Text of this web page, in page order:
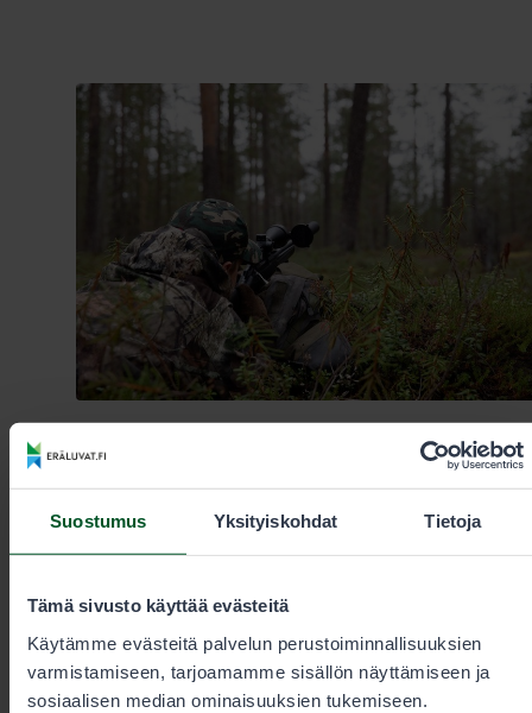
Suostumus Yksityiskohdat Tietoja
Tämä sivusto käyttää evästeitä
Käytämme evästeitä palvelun perustoiminnallisuuksien
varmistamiseen, tarjoamamme sisällön näyttämiseen ja
sosiaalisen median ominaisuuksien tukemiseen.
11.6.2026
Metsästys
Metsästyslupien ostamisessa ongelmia
Eräluvat.fi-palvelussa ilmeni teknisiä ongelmia
tiistaiaamuna, jotka hellittivät kello 10 jälkeen. Osa
asiakkaista ei pystynyt maksamaan ostoskoriin
varaamiaan lupia.